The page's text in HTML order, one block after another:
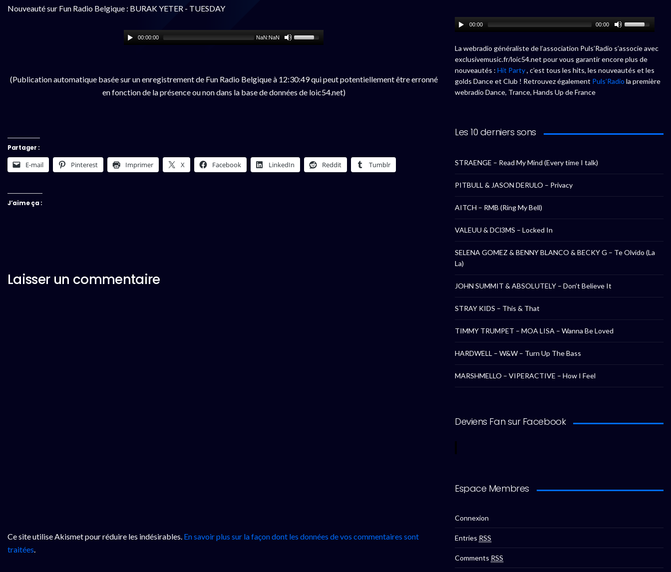
Nouveauté sur Fun Radio Belgique : BURAK YETER - TUESDAY
00:00:00 NaN:NaN
(Publication automatique basée sur un enregistrement de Fun Radio Belgique à 12:30:49 qui peut potentiellement être erronné
en fonction de la présence ou non dans la base de données de loic54.net)
Partager :
E-mail Pinterest Imprimer X Facebook LinkedIn Reddit Tumblr
J’aime ça :
Laisser un commentaire
Ce site utilise Akismet pour réduire les indésirables. En savoir plus sur la façon dont les données de vos commentaires sont
traitées.
00:00 00:00
La webradio généraliste de l’association Puls’Radio s’associe avec
exclusivemusic.fr/loic54.net pour vous garantir encore plus de
nouveautés : Hit Party, c’est tous les hits, les nouveautés et les
golds Dance et Club ! Retrouvez également Puls’Radio la première
webradio Dance, Trance, Hands Up de France
Les 10 derniers sons
STRAENGE – Read My Mind (Every time I talk)
PITBULL & JASON DERULO – Privacy
AITCH – RMB (Ring My Bell)
VALEUU & DCl3MS – Locked In
SELENA GOMEZ & BENNY BLANCO & BECKY G – Te Olvido (La
La)
JOHN SUMMIT & ABSOLUTELY – Don’t Believe It
STRAY KIDS – This & That
TIMMY TRUMPET – MOA LISA – Wanna Be Loved
HARDWELL – W&W – Turn Up The Bass
MARSHMELLO – VIPERACTIVE – How I Feel
Deviens Fan sur Facebook
Espace Membres
Connexion
Entries RSS
Comments RSS